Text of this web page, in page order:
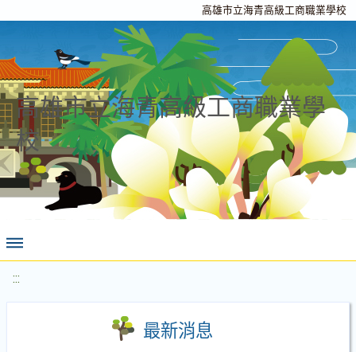
高雄市立海青高級工商職業學校
高雄市立海青高級工商職業學
校
:::
最新消息